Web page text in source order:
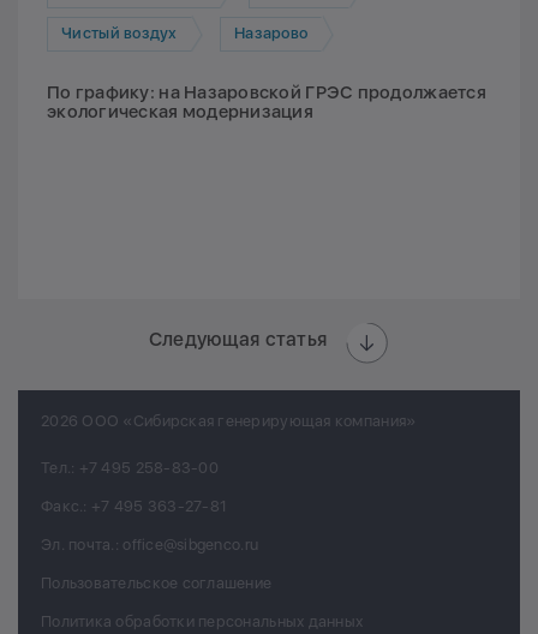
Чистый воздух Назарово
По графику: на Назаровской ГРЭС продолжается
экологическая модернизация
Следующая статья
2026 ООО «Сибирская генерирующая компания»
Тел.: +7 495 258-83-00
Факс.: +7 495 363-27-81
Эл. почта.: office@sibgenco.ru
Пользовательское соглашение
Политика обработки персональных данных